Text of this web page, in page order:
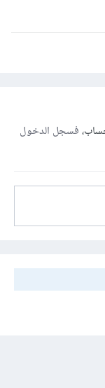
فسجل الدخول